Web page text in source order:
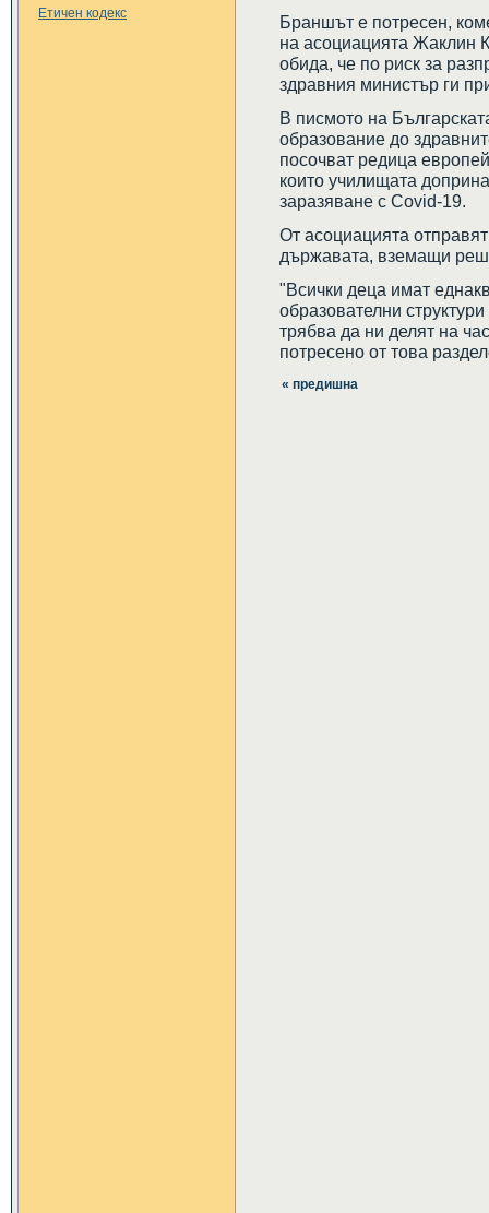
Етичен кодекс
Браншът е потресен,
на асоциацията Жаклин
обида, че по риск за
здравния министър ги
В писмото на
образование до
посочват редица
които училищата
заразяване с Covid-19.
От асоциацията
държавата, вземащи
"Всички деца имат
образователни
трябва да ни делят на
потресено от това
« предишна